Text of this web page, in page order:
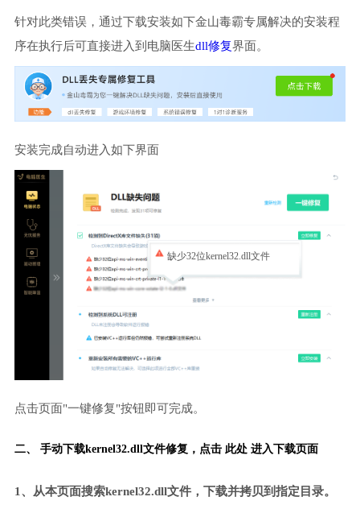
针对此类错误，通过下载安装如下金山毒霸专属解决的安装程
序在执行后可直接进入到电脑医生dll修复界面。
安装完成自动进入如下界面
缺少32位kernel32.dll文件
点击页面"一键修复"按钮即可完成。
二、 手动下载kernel32.dll文件修复， 点击 此处 进入下载页面
1、从本页面搜索kernel32.dll文件，下载并拷贝到指定目录。